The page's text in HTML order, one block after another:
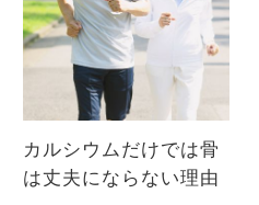
カルシウムだけでは骨
は丈夫にならない理由